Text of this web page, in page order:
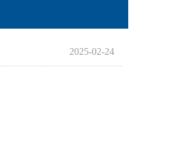
2025-02-24